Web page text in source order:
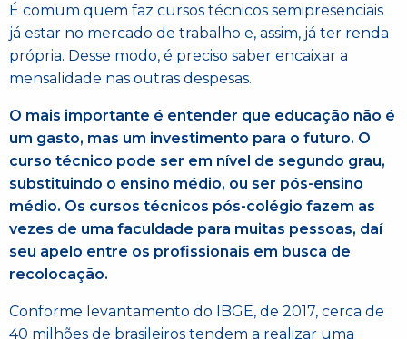
É comum quem faz cursos técnicos semipresenciais
já estar no mercado de trabalho e, assim, já ter renda
própria. Desse modo, é preciso saber encaixar a
mensalidade nas outras despesas.
O mais importante é entender que educação não é
um gasto, mas um investimento para o futuro. O
curso técnico pode ser em nível de segundo grau,
substituindo o ensino médio, ou ser pós-ensino
médio. Os cursos técnicos pós-colégio fazem as
vezes de uma faculdade para muitas pessoas, daí
seu apelo entre os profissionais em busca de
recolocação.
Conforme levantamento do IBGE, de 2017, cerca de
40 milhões de brasileiros tendem a realizar uma